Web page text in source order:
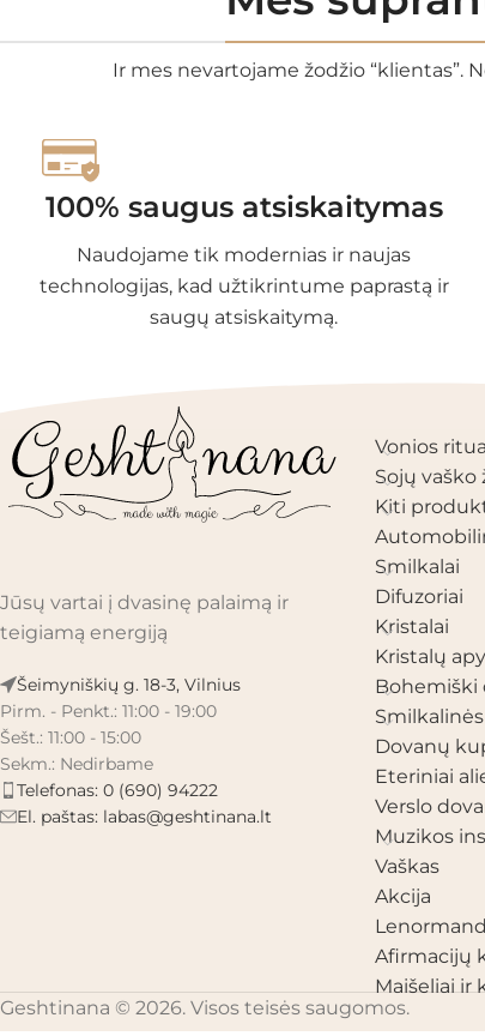
Ir mes nevartojame žodžio “klientas”.
100% saugus atsiskaitymas
Naudojame tik modernias ir naujas
technologijas, kad užtikrintume paprastą ir
saugų atsiskaitymą.
Jūsų vartai į dvasinę palaimą ir
teigiamą energiją
Šeimyniškių g. 18-3, Vilnius
Pirm. - Penkt.: 11:00 - 19:00
Šešt.: 11:00 - 15:00
Sekm.: Nedirbame
Telefonas: 0 (690) 94222
El. paštas: labas@geshtinana.lt
Vonios
Sojų vaško
Kiti
Smilkalai
Difuzoriai
Kristalai
Kristalų
Bohemiški
Smilkalinės
Dovanų
Eteriniai
Verslo
Muzikos
Vaškas
Akcija
Afirmacijų
Maišeliai ir
Geshtinana © 2026. Visos teisės saugomos.